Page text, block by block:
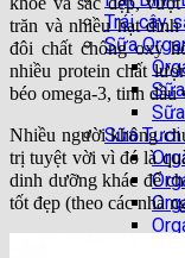
Trái cây
Sữa
Sữa Tươi
trăn và nhiều hạt
đôi chất chống oxy
nhiều protein chất
béo omega-3, tinh
Nhiều người không
trị tuyệt vời vì đó là
dinh dưỡng khác để
tốt đẹp (theo các nhà